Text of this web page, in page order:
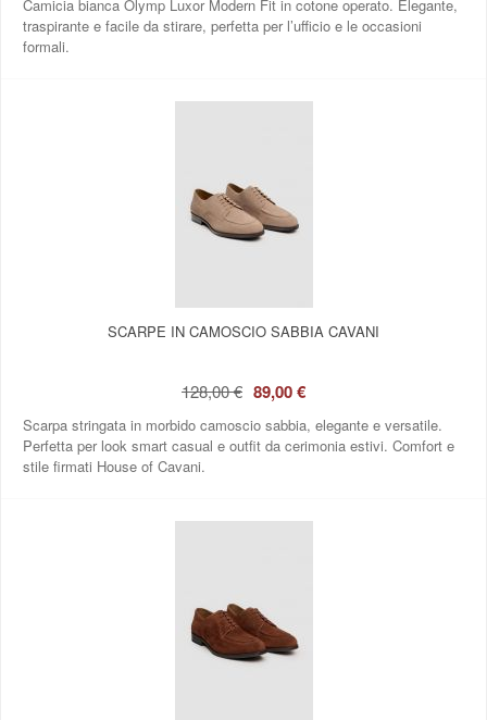
Camicia bianca Olymp Luxor Modern Fit in cotone operato. Elegante,
traspirante e facile da stirare, perfetta per l’ufficio e le occasioni
formali.
SCARPE IN CAMOSCIO SABBIA CAVANI
128,00 € 89,00 €
Scarpa stringata in morbido camoscio sabbia, elegante e versatile.
Perfetta per look smart casual e outfit da cerimonia estivi. Comfort e
stile firmati House of Cavani.